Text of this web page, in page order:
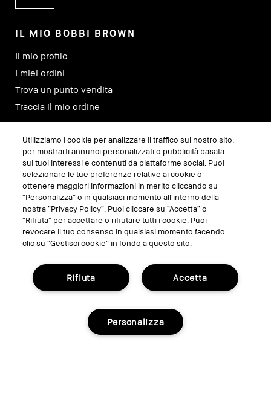
IL MIO BOBBI BROWN
Il mio profilo
I miei ordini
Trova un punto vendita
Traccia il mio ordine
SEGUICI SU
GESTISCI I COOKIE DEL SITO
INFORMATIVA SULLA PRIVACY
Utilizziamo i cookie per analizzare il traffico sul nostro sito,
per mostrarti annunci personalizzati o pubblicità basata
sui tuoi interessi e contenuti da piattaforme social. Puoi
selezionare le tue preferenze relative ai cookie o
ottenere maggiori informazioni in merito cliccando su
“Personalizza” o in qualsiasi momento all’interno della
nostra “Privacy Policy”. Puoi cliccare su “Accetta” o
“Rifiuta” per accettare o rifiutare tutti i cookie. Puoi
revocare il tuo consenso in qualsiasi momento facendo
clic su “Gestisci cookie” in fondo a questo sito.
Accetta
Rifiuta
Personalizza